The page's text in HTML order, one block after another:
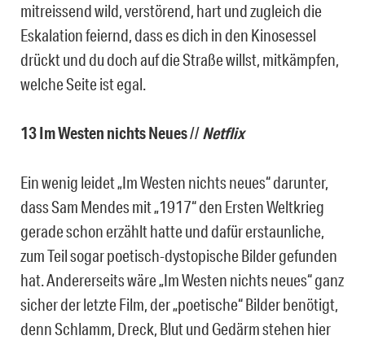
mitreissend wild, verstörend, hart und zugleich die
Eskalation feiernd, dass es dich in den Kinosessel
drückt und du doch auf die Straße willst, mitkämpfen,
welche Seite ist egal.
13 Im Westen nichts Neues//Netflix
Ein wenig leidet „Im Westen nichts neues“ darunter,
dass Sam Mendes mit „1917“ den Ersten Weltkrieg
gerade schon erzählt hatte und dafür erstaunliche,
zum Teil sogar poetisch-dystopische Bilder gefunden
hat. Andererseits wäre „Im Westen nichts neues“ ganz
sicher der letzte Film, der „poetische“ Bilder benötigt,
denn Schlamm, Dreck, Blut und Gedärm stehen hier